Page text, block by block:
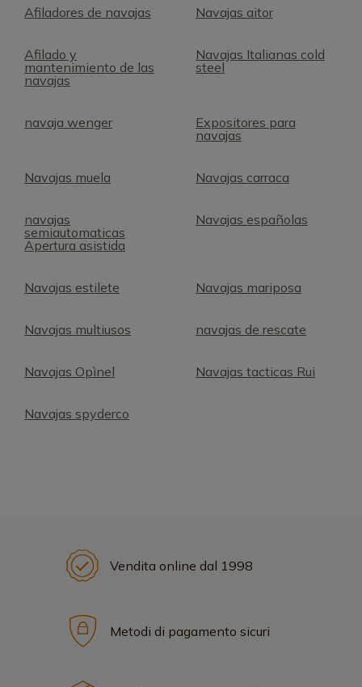
Afiladores de navajas Navajas aitor
Afilado y
mantenimiento de las
navajas
Navajas Italianas cold
steel
navaja wenger
Expositores para
navajas
Navajas muela Navajas carraca
navajas
semiautomaticas
Apertura asistida
Navajas españolas
Navajas estilete Navajas mariposa
Navajas multiusos navajas de rescate
Navajas Opìnel Navajas tacticas Rui
Navajas spyderco
Vendita online dal 1998
Metodi di pagamento sicuri